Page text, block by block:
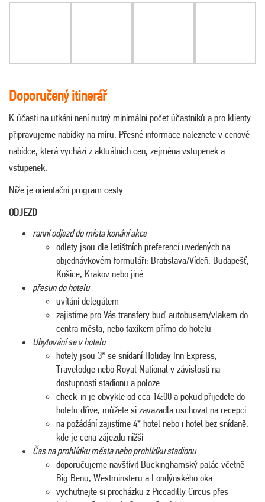
Doporučený itinerář
K účasti na utkání není nutný minimální počet účastníků a pro klienty
připravujeme nabídky na míru. Přesné informace naleznete v cenové
nabídce, která vychází z aktuálních cen, zejména vstupenek a
vstupenek.
Níže je orientační program cesty:
ODJEZD
ranní odjezd do místa konání akce
odlety jsou dle letištních preferencí uvedených na
objednávkovém formuláři: Bratislava/Vídeň, Budapešť,
Košice, Krakov nebo jiné
přesun do hotelu
uvítání delegátem
zajistíme pro Vás transfery buď autobusem/vlakem do
centra města, nebo taxíkem přímo do hotelu
Ubytování se v hotelu
hotely jsou 3* se snídaní Holiday Inn Express,
Travelodge nebo Royal National v závislosti na
dostupnosti stadionu a poloze
check-in je obvykle od cca 14:00 a pokud přijedete do
hotelu dříve, můžete si zavazadla uschovat na recepci
na požádání zajistíme 4* hotel nebo i hotel bez snídaně,
kde je cena zájezdu nižší
Čas na prohlídku města nebo prohlídku stadionu
doporučujeme navštívit Buckinghamský palác včetně
Big Benu, Westminsteru a Londýnského oka
vychutnejte si procházku z Piccadilly Circus přes